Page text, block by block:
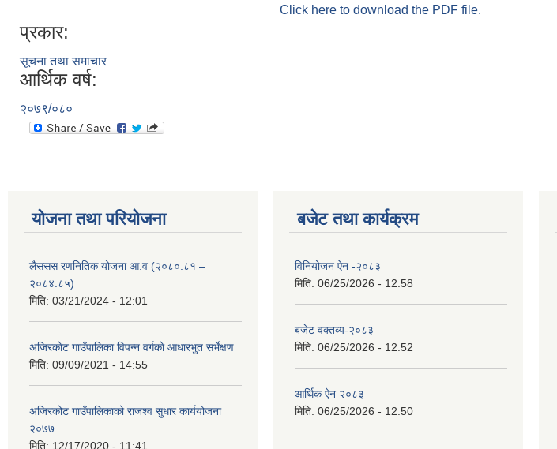
Click here to download the PDF file.
प्रकार:
सूचना तथा समाचार
आर्थिक वर्ष:
२०७९/०८०
योजना तथा परियोजना
लैससस रणनितिक योजना आ.व (२०८०.८१ –
२०८४.८५)
मिति: 03/21/2024 - 12:01
अजिरकाेट गाउँपालिका विपन्न वर्गकाे आधारभुत सर्भेक्षण
मिति: 09/09/2021 - 14:55
अजिरकोट गाउँपालिकाको राजश्व सुधार कार्ययोजना
२०७७
मिति: 12/17/2020 - 11:41
बजेट तथा कार्यक्रम
विनियोजन ऐन -२०८३
मिति: 06/25/2026 - 12:58
बजेट वक्तव्य-२०८३
मिति: 06/25/2026 - 12:52
आर्थिक ऐन २०८३
मिति: 06/25/2026 - 12:50